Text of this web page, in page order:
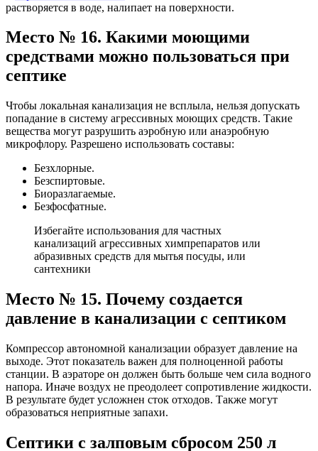
растворяется в воде, налипает на поверхности.
Место № 16. Какими моющими
средствами можно пользоваться при
септике
Чтобы локальная канализация не всплыла, нельзя допускать
попадание в систему агрессивных моющих средств. Такие
вещества могут разрушить аэробную или анаэробную
микрофлору. Разрешено использовать составы:
Безхлорные.
Безспиртовые.
Биоразлагаемые.
Безфосфатные.
Избегайте использования для частных
канализаций агрессивных химпрепаратов или
абразивных средств для мытья посуды, или
сантехники
Место № 15. Почему создается
давление в канализации с септиком
Компрессор автономной канализации образует давление на
выходе. Этот показатель важен для полноценной работы
станции. В аэраторе он должен быть больше чем сила водного
напора. Иначе воздух не преодолеет сопротивление жидкости.
В результате будет усложнен сток отходов. Также могут
образоваться неприятные запахи.
Септики с залповым сбросом 250 л